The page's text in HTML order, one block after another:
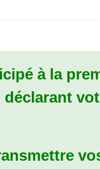
à la
déclarant